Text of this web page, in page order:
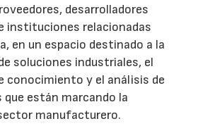
desarrolladores
instituciones relacionadas
en un espacio destinado a la
soluciones industriales, el
conocimiento y el análisis de
que están marcando la
manufacturero.